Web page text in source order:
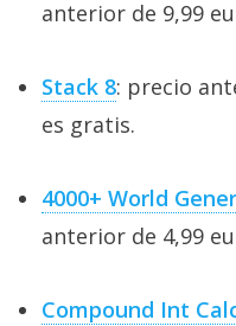
anterior de 9,99
Stack 8: precio
es gratis.
4000+ World
anterior de 4,99
Compound Int